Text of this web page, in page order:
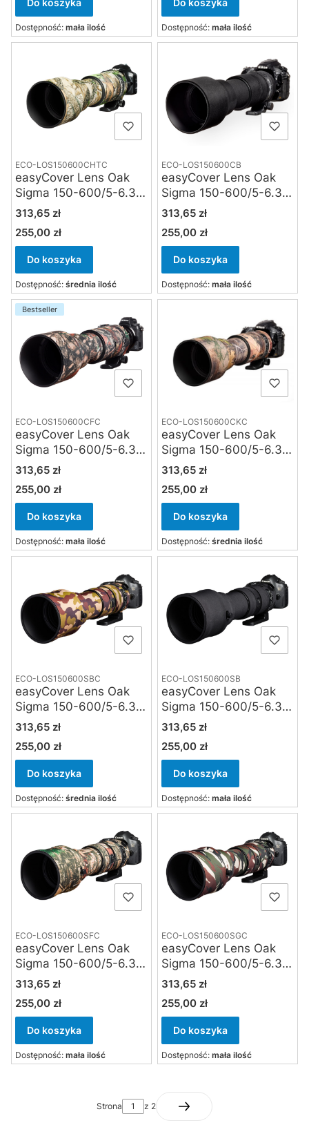
Do koszyka
Dostępność: mała ilość
Do koszyka
Dostępność: mała ilość
ECO-LOS150600CHTC
easyCover Lens Oak
Sigma 150-600/5-6.3
DG OS HSM
Contemporary True
Timber HTC
camouflage
Cena
313,65 zł
Cena
255,00 zł
Do koszyka
Dostępność: średnia ilość
ECO-LOS150600CB
easyCover Lens Oak
Sigma 150-600/5-6.3
DG OS HSM
Contemporary czarna
Cena
313,65 zł
Cena
255,00 zł
Do koszyka
Dostępność: mała ilość
Bestseller
ECO-LOS150600CFC
easyCover Lens Oak
Sigma 150-600/5-6.3
DG OS HSM
Contemporary forest
camouflage
Cena
313,65 zł
Cena
255,00 zł
Do koszyka
Dostępność: mała ilość
ECO-LOS150600CKC
easyCover Lens Oak
Sigma 150-600/5-6.3
DG OS HSM
Contemporary True
TImber Kanati
Cena
313,65 zł
Cena
255,00 zł
Do koszyka
Dostępność: średnia ilość
ECO-LOS150600SBC
easyCover Lens Oak
Sigma 150-600/5-6.3
DG OS HSM Sport
brown camouflage
Cena
313,65 zł
Cena
255,00 zł
Do koszyka
Dostępność: średnia ilość
ECO-LOS150600SB
easyCover Lens Oak
Sigma 150-600/5-6.3
DG OS HSM Sport
czarna
Cena
313,65 zł
Cena
255,00 zł
Do koszyka
Dostępność: mała ilość
ECO-LOS150600SFC
easyCover Lens Oak
Sigma 150-600/5-6.3
DG OS HSM Sport
forest camouflage
Cena
313,65 zł
Cena
255,00 zł
Do koszyka
Dostępność: mała ilość
ECO-LOS150600SGC
easyCover Lens Oak
Sigma 150-600/5-6.3
DG OS HSM Sport
green camouflage
Cena
313,65 zł
Cena
255,00 zł
Do koszyka
Dostępność: mała ilość
Strona z 2